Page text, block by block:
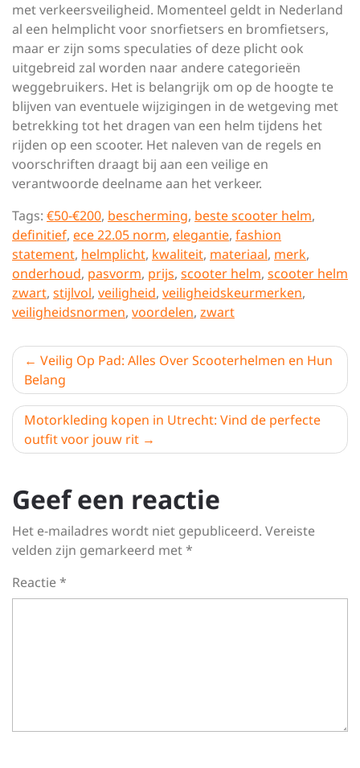
met verkeersveiligheid. Momenteel geldt in Nederland
al een helmplicht voor snorfietsers en bromfietsers,
maar er zijn soms speculaties of deze plicht ook
uitgebreid zal worden naar andere categorieën
weggebruikers. Het is belangrijk om op de hoogte te
blijven van eventuele wijzigingen in de wetgeving met
betrekking tot het dragen van een helm tijdens het
rijden op een scooter. Het naleven van de regels en
voorschriften draagt bij aan een veilige en
verantwoorde deelname aan het verkeer.
Tags: €50-€200, bescherming, beste scooter helm,
definitief, ece 22.05 norm, elegantie, fashion
statement, helmplicht, kwaliteit, materiaal, merk,
onderhoud, pasvorm, prijs, scooter helm, scooter helm
zwart, stijlvol, veiligheid, veiligheidskeurmerken,
veiligheidsnormen, voordelen, zwart
Berichtnavigatie
Veilig Op Pad: Alles Over Scooterhelmen en Hun
Belang
Motorkleding kopen in Utrecht: Vind de perfecte
outfit voor jouw rit
Geef een reactie
Het e-mailadres wordt niet gepubliceerd. Vereiste
velden zijn gemarkeerd met*
Reactie*